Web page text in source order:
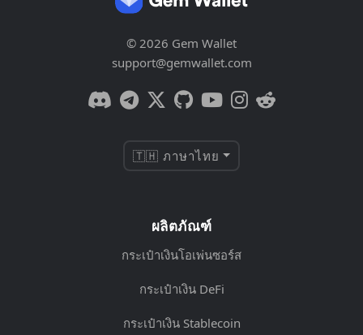
© 2026 Gem Wallet
support@gemwallet.com
🇹🇭 ภาษาไทย
ผลิตภัณฑ์
กระเป๋าเงินโอเพ่นซอร์ส
กระเป๋าเงิน DeFi
กระเป๋าเงิน Stablecoin